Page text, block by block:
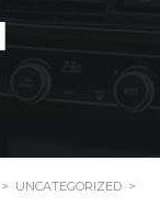
> UNCATEGORIZED >